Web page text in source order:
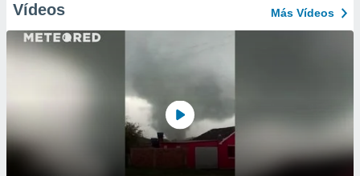
Vídeos Más Vídeos